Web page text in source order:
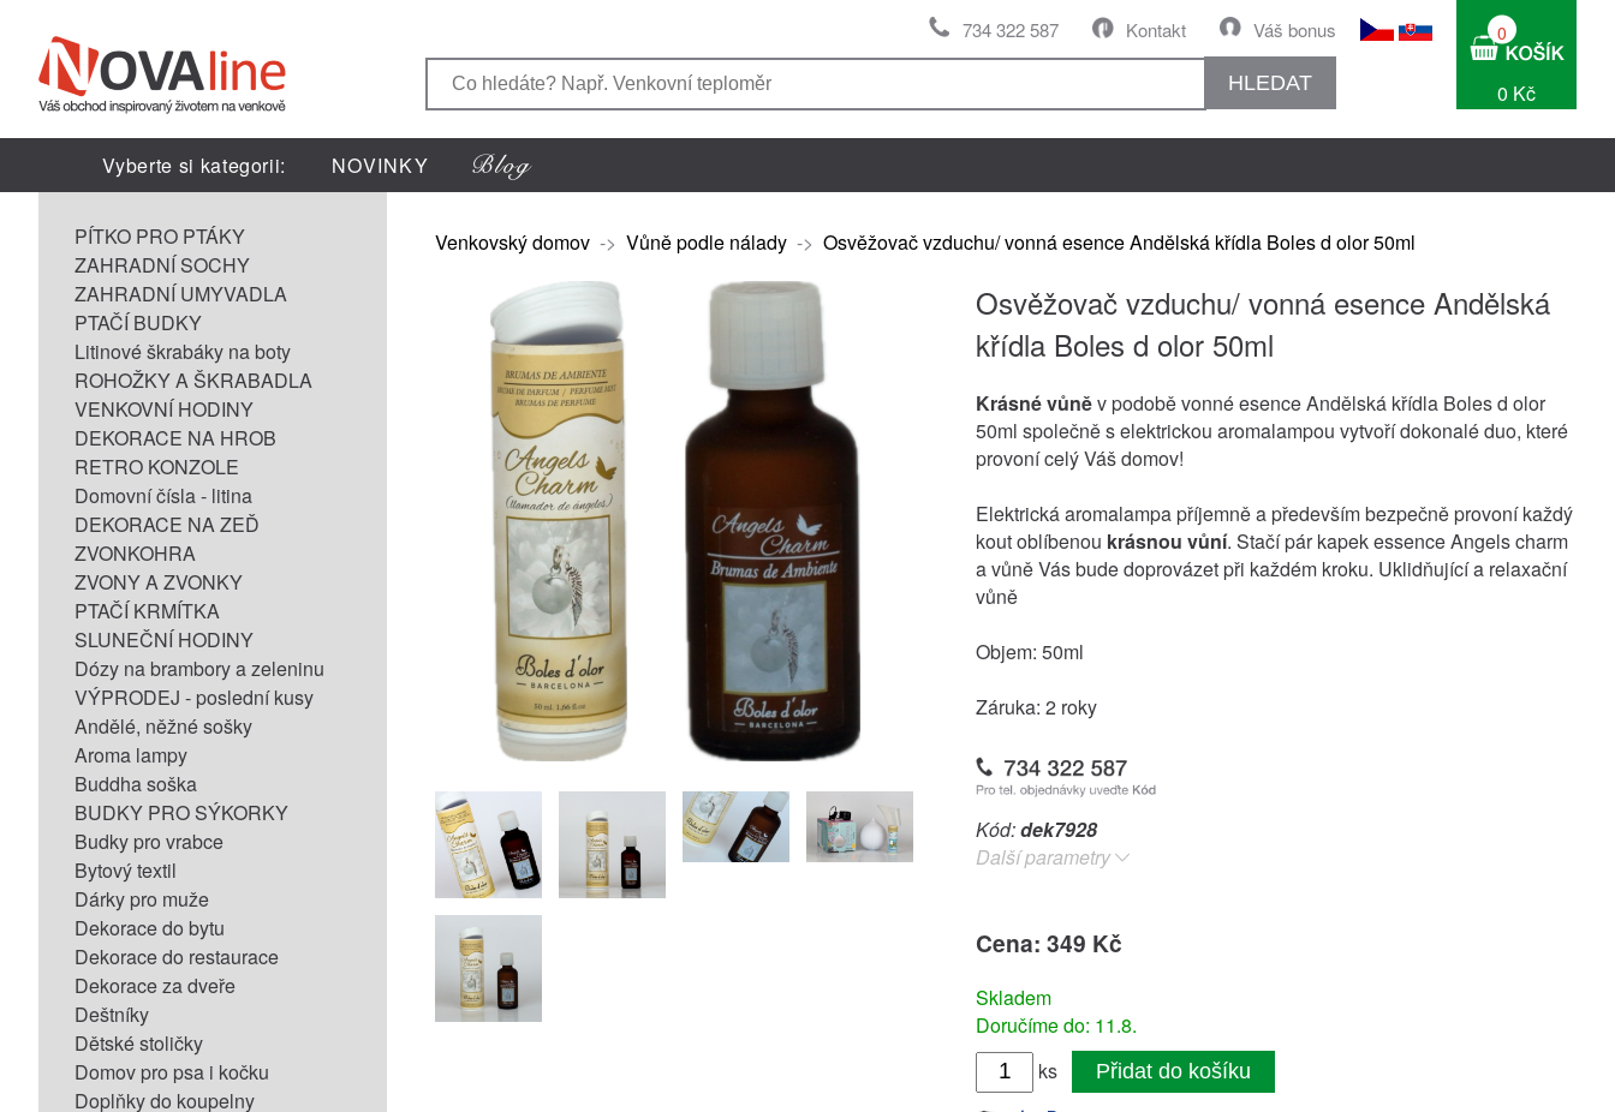
Váš bonus
Kontakt
734 322 587
HLEDAT
0
0 Kč
Vyberte si kategorii: NOVINKY
PÍTKO PRO PTÁKY
ZAHRADNÍ SOCHY
ZAHRADNÍ UMYVADLA
PTAČÍ BUDKY
Litinové škrabáky na boty
ROHOŽKY A ŠKRABADLA
VENKOVNÍ HODINY
DEKORACE NA HROB
RETRO KONZOLE
Domovní čísla - litina
DEKORACE NA ZEĎ
ZVONKOHRA
ZVONY A ZVONKY
PTAČÍ KRMÍTKA
SLUNEČNÍ HODINY
Dózy na brambory a zeleninu
VÝPRODEJ - poslední kusy
Andělé, něžné sošky
Aroma lampy
Buddha soška
BUDKY PRO SÝKORKY
Budky pro vrabce
Bytový textil
Dárky pro muže
Dekorace do bytu
Dekorace do restaurace
Dekorace za dveře
Deštníky
Dětské stoličky
Domov pro psa i kočku
Doplňky do koupelny
Venkovský domov -> Vůně podle nálady -> Osvěžovač vzduchu/ vonná esence Andělská křídla Boles d olor 50ml
Osvěžovač vzduchu/ vonná esence Andělská
křídla Boles d olor 50ml
Krásné vůněv podobě vonné esence Andělská křídla Boles d olor
50ml společně s elektrickou aromalampou vytvoří dokonalé duo, které
provoní celý Váš domov!
Elektrická aromalampa příjemně a především bezpečně provoní každý
kout oblíbenou krásnou vůní. Stačí pár kapek essence Angels charm
a vůně Vás bude doprovázet při každém kroku. Uklidňující a relaxační
vůně
Objem: 50ml
Záruka: 2 roky
Kód:dek7928
Další parametry
Cena: 349 Kč
Skladem
Doručíme do: 11.8.
ks
Přidat do košíku